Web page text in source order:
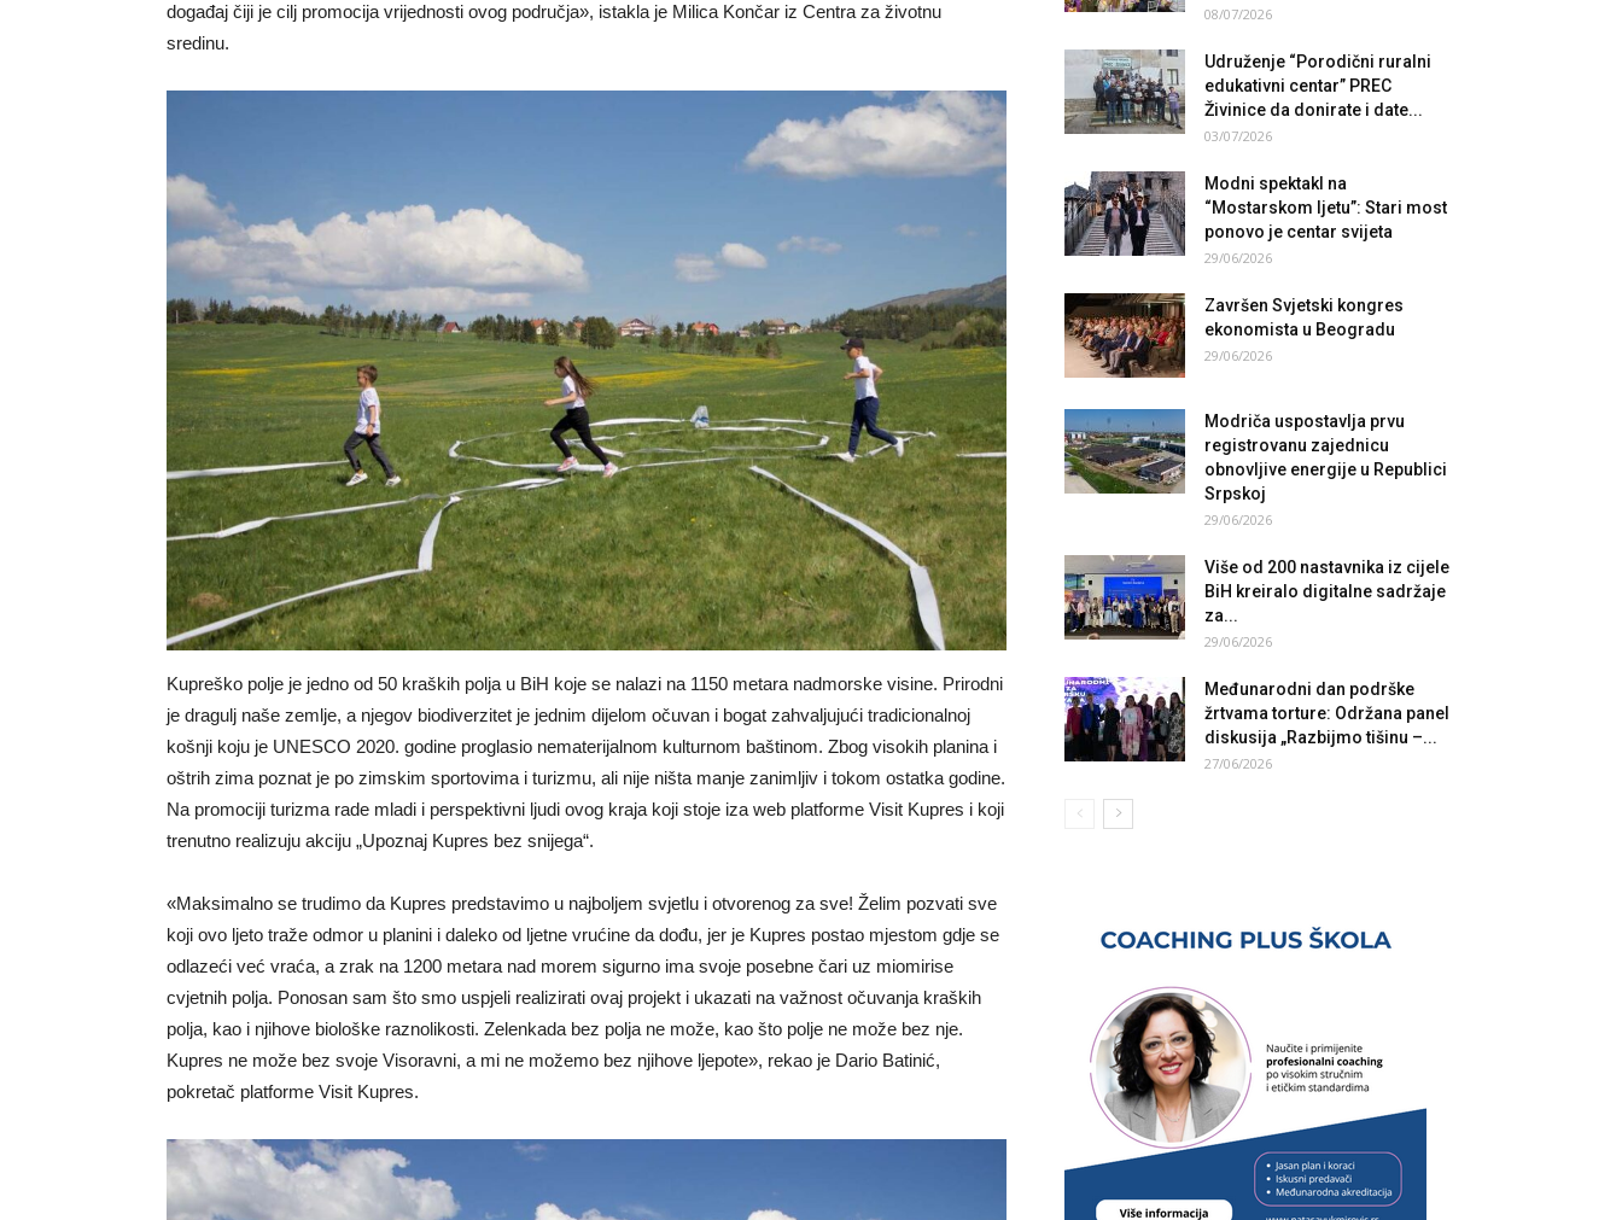
događaj čiji je cilj promocija vrijednosti ovog područja», istakla je Milica Končar iz Centra za životnu
sredinu.
Kupreško polje je jedno od 50 kraških polja u BiH koje se nalazi na 1150 metara nadmorske visine. Prirodni
je dragulj naše zemlje, a njegov biodiverzitet je jednim dijelom očuvan i bogat zahvaljujući tradicionalnoj
košnji koju je UNESCO 2020. godine proglasio nematerijalnom kulturnom baštinom. Zbog visokih planina i
oštrih zima poznat je po zimskim sportovima i turizmu, ali nije ništa manje zanimljiv i tokom ostatka godine.
Na promociji turizma rade mladi i perspektivni ljudi ovog kraja koji stoje iza web platforme Visit Kupres i koji
trenutno realizuju akciju „Upoznaj Kupres bez snijega“.
«Maksimalno se trudimo da Kupres predstavimo u najboljem svjetlu i otvorenog za sve! Želim pozvati sve
koji ovo ljeto traže odmor u planini i daleko od ljetne vrućine da dođu, jer je Kupres postao mjestom gdje se
odlazeći već vraća, a zrak na 1200 metara nad morem sigurno ima svoje posebne čari uz miomirise
cvjetnih polja. Ponosan sam što smo uspjeli realizirati ovaj projekt i ukazati na važnost očuvanja kraških
polja, kao i njihove biološke raznolikosti. Zelenkada bez polja ne može, kao što polje ne može bez nje.
Kupres ne može bez svoje Visoravni, a mi ne možemo bez njihove ljepote», rekao je Dario Batinić,
pokretač platforme Visit Kupres.
08/07/2026
Udruženje “Porodični ruralni
edukativni centar” PREC
Živinice da donirate i date...
03/07/2026
Modni spektakl na
“Mostarskom ljetu”: Stari most
ponovo je centar svijeta
29/06/2026
Završen Svjetski kongres
ekonomista u Beogradu
29/06/2026
Modriča uspostavlja prvu
registrovanu zajednicu
obnovljive energije u Republici
Srpskoj
29/06/2026
Više od 200 nastavnika iz cijele
BiH kreiralo digitalne sadržaje
za...
29/06/2026
Međunarodni dan podrške
žrtvama torture: Održana panel
diskusija „Razbijmo tišinu –...
27/06/2026